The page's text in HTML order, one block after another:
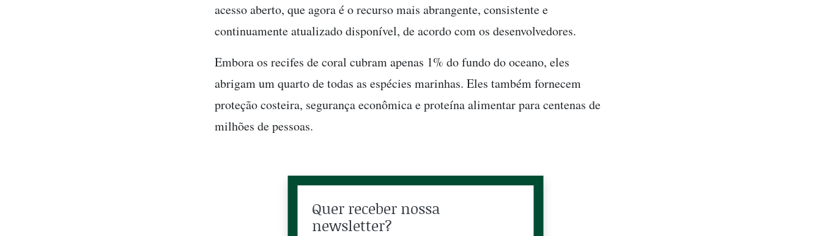
acesso aberto, que agora é o recurso mais abrangente, consistente e
continuamente atualizado disponível, de acordo com os desenvolvedores.
Embora os recifes de coral cubram apenas 1% do fundo do oceano, eles
abrigam um quarto de todas as espécies marinhas. Eles também fornecem
proteção costeira, segurança econômica e proteína alimentar para centenas de
milhões de pessoas.
Quer receber nossa
newsletter?